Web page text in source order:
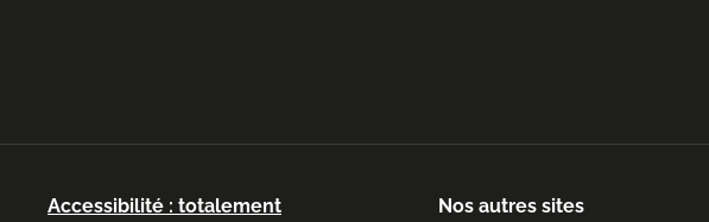
Accessibilité : totalement
Nos autres sites